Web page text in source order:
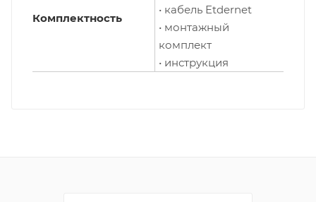
Комплектность
• кабель Etdernet
• монтажный
комплект
• инструкция